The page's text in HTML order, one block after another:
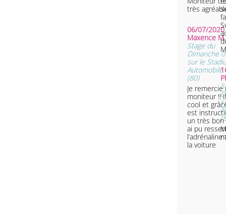
très
06/07/2020
Maxence
Stage du
Dimanche
sur le
Automobile
(80)
Je remercie
moniteur !!
cool et
est instruction J ai
un très
ai pu
la voiture